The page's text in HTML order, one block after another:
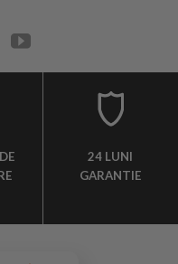
24 LUNI
GARANTIE